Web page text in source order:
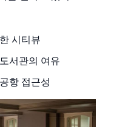
시티뷰
서관의 여유
항 접근성